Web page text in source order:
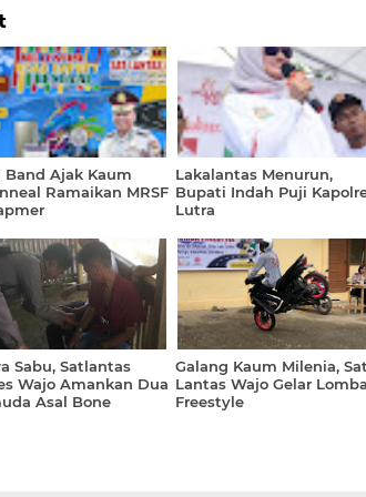
Band Ajak Kaum
Ramaikan MRSF
Lakalantas Menurun,
Bupati Indah Puji
Lutra
Sabu, Satlantas
Wajo Amankan Dua
Asal Bone
Galang Kaum Milenia, Sat
Lantas Wajo Gelar Lomba
Freestyle